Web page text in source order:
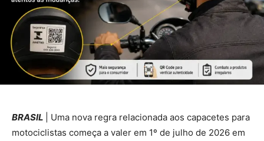
BRASIL
| Uma nova regra relacionada aos capacetes para
motociclistas começa a valer em 1º de julho de 2026 em